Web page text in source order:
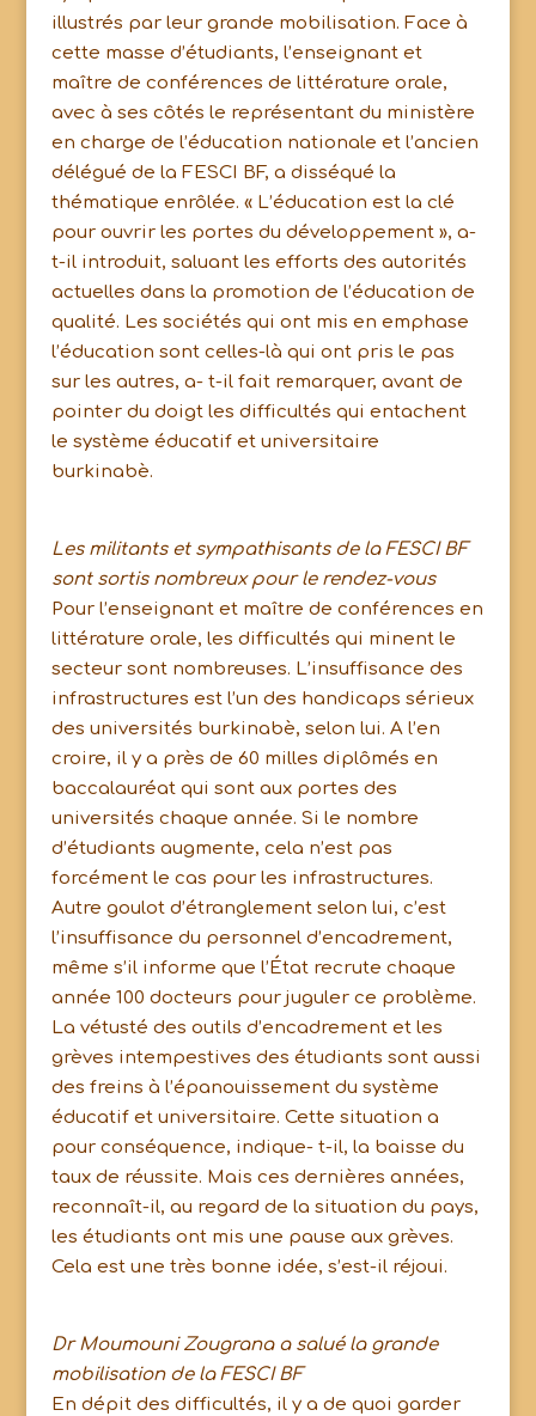
illustrés par leur grande mobilisation. Face à
cette masse d’étudiants, l’enseignant et
maître de conférences de littérature orale,
avec à ses côtés le représentant du ministère
en charge de l’éducation nationale et l’ancien
délégué de la FESCI BF, a disséqué la
thématique enrôlée. « L’éducation est la clé
pour ouvrir les portes du développement », a-
t-il introduit, saluant les efforts des autorités
actuelles dans la promotion de l’éducation de
qualité. Les sociétés qui ont mis en emphase
l’éducation sont celles-là qui ont pris le pas
sur les autres, a- t-il fait remarquer, avant de
pointer du doigt les difficultés qui entachent
le système éducatif et universitaire
burkinabè.
Les militants et sympathisants de la FESCI BF
sont sortis nombreux pour le rendez-vous
Pour l’enseignant et maître de conférences en
littérature orale, les difficultés qui minent le
secteur sont nombreuses. L’insuffisance des
infrastructures est l’un des handicaps sérieux
des universités burkinabè, selon lui. A l’en
croire, il y a près de 60 milles diplômés en
baccalauréat qui sont aux portes des
universités chaque année. Si le nombre
d’étudiants augmente, cela n’est pas
forcément le cas pour les infrastructures.
Autre goulot d’étranglement selon lui, c’est
l’insuffisance du personnel d’encadrement,
même s’il informe que l’État recrute chaque
année 100 docteurs pour juguler ce problème.
La vétusté des outils d’encadrement et les
grèves intempestives des étudiants sont aussi
des freins à l’épanouissement du système
éducatif et universitaire. Cette situation a
pour conséquence, indique- t-il, la baisse du
taux de réussite. Mais ces dernières années,
reconnaît-il, au regard de la situation du pays,
les étudiants ont mis une pause aux grèves.
Cela est une très bonne idée, s’est-il réjoui.
Dr Moumouni Zougrana a salué la grande
mobilisation de la FESCI BF
En dépit des difficultés, il y a de quoi garder